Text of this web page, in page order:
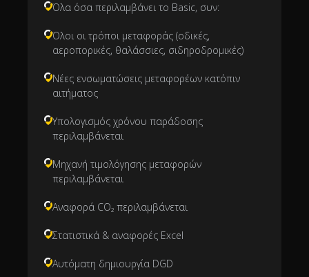
Όλα όσα περιλαμβάνει το Basic, συν:
Όλοι οι τρόποι μεταφοράς (οδικές,
αεροπορικές, θαλάσσιες, σιδηροδρομικές)
Νέες ενσωματώσεις μεταφορέων κατόπιν
αιτήματος
Υπολογισμός χρόνου παράδοσης
περιλαμβάνεται
Μηχανή τιμολόγησης μεταφορών
περιλαμβάνεται
Αναφορά CO₂ περιλαμβάνεται
Στατιστικά & αναφορές Excel
Αυτόματη δημιουργία DGD